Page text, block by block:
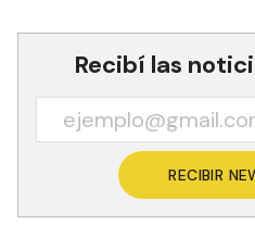
Recibí las
RECIBIR